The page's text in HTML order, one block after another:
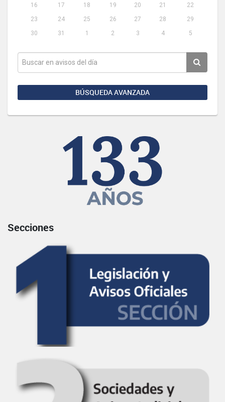
16
17 18 19 20 21
22
23
24 25 26 27 28
29
30
31 1 2 3 4 5
BÚSQUEDA AVANZADA
Secciones